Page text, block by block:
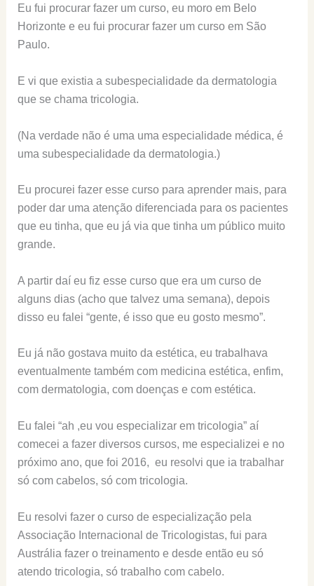
Eu fui procurar fazer um curso, eu moro em Belo
Horizonte e eu fui procurar fazer um curso em São
Paulo.
E vi que existia a subespecialidade da dermatologia
que se chama tricologia.
(Na verdade não é uma uma especialidade médica, é
uma subespecialidade da dermatologia.)
Eu procurei fazer esse curso para aprender mais, para
poder dar uma atenção diferenciada para os pacientes
que eu tinha, que eu já via que tinha um público muito
grande.
A partir daí eu fiz esse curso que era um curso de
alguns dias (acho que talvez uma semana), depois
disso eu falei “gente, é isso que eu gosto mesmo”.
Eu já não gostava muito da estética, eu trabalhava
eventualmente também com medicina estética, enfim,
com dermatologia, com doenças e com estética.
Eu falei “ah ,eu vou especializar em tricologia” aí
comecei a fazer diversos cursos, me especializei e no
próximo ano, que foi 2016, eu resolvi que ia trabalhar
só com cabelos, só com tricologia.
Eu resolvi fazer o curso de especialização pela
Associação Internacional de Tricologistas, fui para
Austrália fazer o treinamento e desde então eu só
atendo tricologia, só trabalho com cabelo.